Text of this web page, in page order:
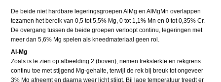
De beide niet hardbare legeringsgroepen AlMg en AlMgMn overlappen
tezamen het bereik van 0,5 tot 5,5% Mg, 0 tot 1,1% Mn en 0 tot 0,35% Cr.
De overgang tussen de beide groepen verloopt continu, legeringen met
meer dan 5,6% Mg spelen als kneedmateriaal geen rol.
Al-Mg
Zoals is te zien op afbeelding 2 (boven), nemen treksterkte en rekgrens
continu toe met stijgend Mg-gehalte, terwijl de rek bij breuk tot ongeveer
3% Mg afneemt en daarna weer licht stijgt. Bij lage temperatuur treedt er